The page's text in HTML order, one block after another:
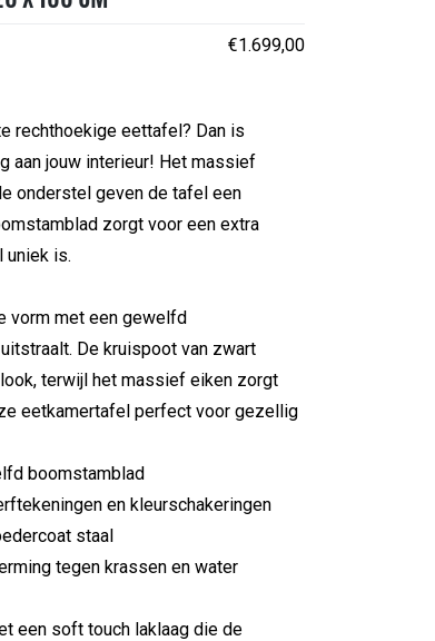
€1.699,00
rechthoekige eettafel? Dan is
aan jouw interieur! Het massief
onderstel geven de tafel een
zorgt voor een extra
uniek is.
vorm met een gewelfd
De kruispoot van zwart
terwijl het massief eiken zorgt
eetkamertafel perfect voor gezellig
boomstamblad
en kleurschakeringen
staal
tegen krassen en water
een soft touch laklaag die de